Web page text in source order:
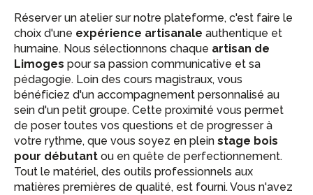
Réserver un atelier sur notre plateforme, c'est faire le
choix d'une expérience artisanale authentique et
humaine. Nous sélectionnons chaque artisan de
Limoges pour sa passion communicative et sa
pédagogie. Loin des cours magistraux, vous
bénéficiez d'un accompagnement personnalisé au
sein d'un petit groupe. Cette proximité vous permet
de poser toutes vos questions et de progresser à
votre rythme, que vous soyez en plein stage bois
pour débutant ou en quête de perfectionnement.
Tout le matériel, des outils professionnels aux
matières premières de qualité, est fourni. Vous n'avez